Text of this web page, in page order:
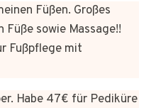
Füßen. Großes
Füße sowie Massage!!
Fußpflege mit
Habe 47€ für Pediküre